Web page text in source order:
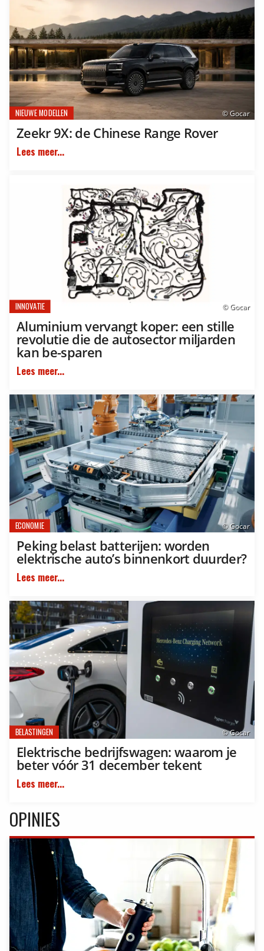
© Gocar
NIEUWE MODELLEN
Zeekr 9X: de Chinese Range Rover
Lees meer...
© Gocar
INNOVATIE
Aluminium vervangt koper: een stille
revolutie die de autosector miljarden
kan be-sparen
Lees meer...
© Gocar
ECONOMIE
Peking belast batterijen: worden
elektrische auto’s binnenkort duurder?
Lees meer...
© Gocar
BELASTINGEN
Elektrische bedrijfswagen: waarom je
beter vóór 31 december tekent
Lees meer...
OPINIES